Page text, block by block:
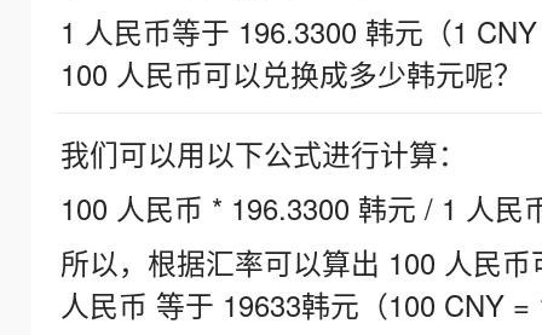
1 人民币等于 196.3300 韩元（1
100 人民币可以兑换成多少韩元呢？
我们可以用以下公式进行计算：
100 人民币 * 196.3300 韩元 / 1 人民
所以，根据汇率可以算出 100 人民
人民币 等于 19633韩元（100 CNY =